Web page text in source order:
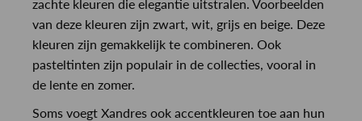
zachte kleuren die elegantie uitstralen. Voorbeelden
van deze kleuren zijn zwart, wit, grijs en beige. Deze
kleuren zijn gemakkelijk te combineren. Ook
pasteltinten zijn populair in de collecties, vooral in
de lente en zomer.
Soms voegt Xandres ook accentkleuren toe aan hun